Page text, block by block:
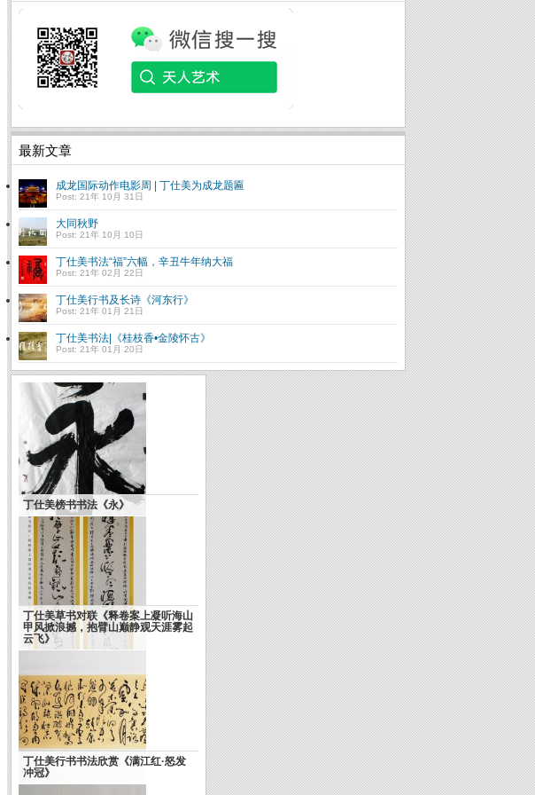
最新文章
成龙国际动作电影周 | 丁仕美为成龙题匾
Post: 21年 10月 31日
大同秋野
Post: 21年 10月 10日
丁仕美书法“福”六幅，辛丑牛年纳大福
Post: 21年 02月 22日
丁仕美行书及长诗《河东行》
Post: 21年 01月 21日
丁仕美书法|《桂枝香•金陵怀古》
Post: 21年 01月 20日
丁仕美榜书书法《永》
丁仕美草书对联《释卷案上凝听海山
甲风掀浪撼，抱臂山巅静观天涯雾起
云飞》
丁仕美行书书法欣赏《满江红·怒发
冲冠》